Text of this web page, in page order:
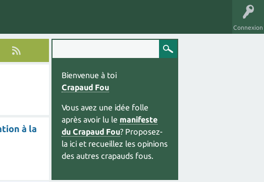
Connexion
à la
Bienvenue à toi
Crapaud Fou
Vous avez une idée folle
après avoir lu le manifeste
du Crapaud Fou? Proposez-
la ici et recueillez les opinions
des autres crapauds fous.